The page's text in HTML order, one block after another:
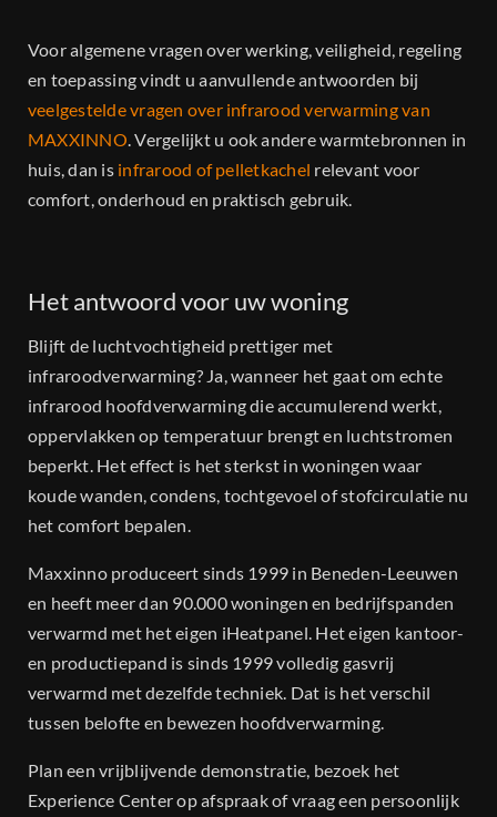
Voor algemene vragen over werking, veiligheid, regeling
en toepassing vindt u aanvullende antwoorden bij
veelgestelde vragen over infrarood verwarming van
MAXXINNO. Vergelijkt u ook andere warmtebronnen in
huis, dan is infrarood of pelletkachel relevant voor
comfort, onderhoud en praktisch gebruik.
Het antwoord voor uw woning
Blijft de luchtvochtigheid prettiger met
infraroodverwarming? Ja, wanneer het gaat om echte
infrarood hoofdverwarming die accumulerend werkt,
oppervlakken op temperatuur brengt en luchtstromen
beperkt. Het effect is het sterkst in woningen waar
koude wanden, condens, tochtgevoel of stofcirculatie nu
het comfort bepalen.
Maxxinno produceert sinds 1999 in Beneden-Leeuwen
en heeft meer dan 90.000 woningen en bedrijfspanden
verwarmd met het eigen iHeatpanel. Het eigen kantoor-
en productiepand is sinds 1999 volledig gasvrij
verwarmd met dezelfde techniek. Dat is het verschil
tussen belofte en bewezen hoofdverwarming.
Plan een vrijblijvende demonstratie, bezoek het
Experience Center op afspraak of vraag een persoonlijk